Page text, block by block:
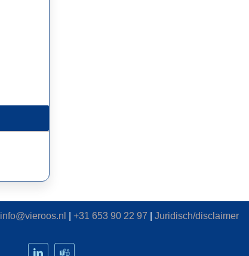
info@vieroos.nl +31 653 90 22 97 Juridisch/disclaimer